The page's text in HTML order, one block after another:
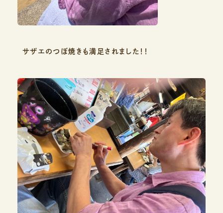
サザエのつぼ焼きも満足されました！！